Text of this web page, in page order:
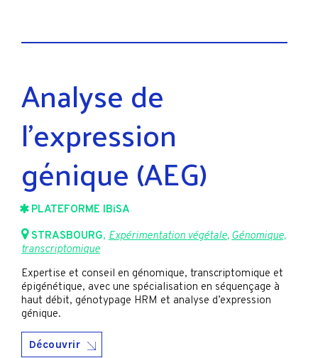
Analyse de
l’expression
génique (AEG)
PLATEFORME IBiSA
STRASBOURG, Expérimentation végétale,Génomique,
transcriptomique
Expertise et conseil en génomique, transcriptomique et
épigénétique, avec une spécialisation en séquençage à
haut débit, génotypage HRM et analyse d’expression
génique.
Découvrir